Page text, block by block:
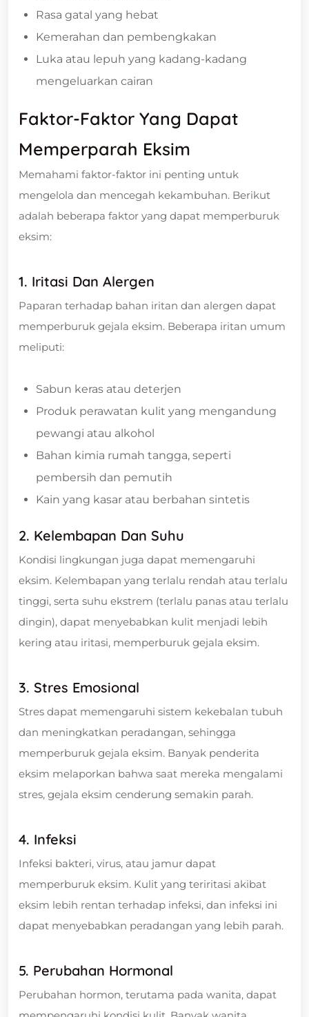
Rasa gatal yang hebat
Kemerahan dan pembengkakan
Luka atau lepuh yang kadang-kadang
mengeluarkan cairan
Faktor-Faktor Yang Dapat
Memperparah Eksim
Memahami faktor-faktor ini penting untuk
mengelola dan mencegah kekambuhan. Berikut
adalah beberapa faktor yang dapat memperburuk
eksim:
1. Iritasi Dan Alergen
Paparan terhadap bahan iritan dan alergen dapat
memperburuk gejala eksim. Beberapa iritan umum
meliputi:
Sabun keras atau deterjen
Produk perawatan kulit yang mengandung
pewangi atau alkohol
Bahan kimia rumah tangga, seperti
pembersih dan pemutih
Kain yang kasar atau berbahan sintetis
2. Kelembapan Dan Suhu
Kondisi lingkungan juga dapat memengaruhi
eksim. Kelembapan yang terlalu rendah atau terlalu
tinggi, serta suhu ekstrem (terlalu panas atau terlalu
dingin), dapat menyebabkan kulit menjadi lebih
kering atau iritasi, memperburuk gejala eksim.
3. Stres Emosional
Stres dapat memengaruhi sistem kekebalan tubuh
dan meningkatkan peradangan, sehingga
memperburuk gejala eksim. Banyak penderita
eksim melaporkan bahwa saat mereka mengalami
stres, gejala eksim cenderung semakin parah.
4. Infeksi
Infeksi bakteri, virus, atau jamur dapat
memperburuk eksim. Kulit yang teriritasi akibat
eksim lebih rentan terhadap infeksi, dan infeksi ini
dapat menyebabkan peradangan yang lebih parah.
5. Perubahan Hormonal
Perubahan hormon, terutama pada wanita, dapat